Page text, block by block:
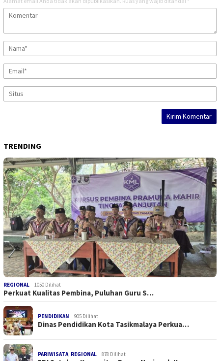
TRENDING
REGIONAL 1050 Dilihat
Perkuat Kualitas Pembina, Puluhan Guru S…
PENDIDIKAN 905 Dilihat
Dinas Pendidikan Kota Tasikmalaya Perkua…
PARIWISATA, REGIONAL 878 Dilihat